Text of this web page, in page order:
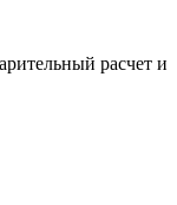
расчет и